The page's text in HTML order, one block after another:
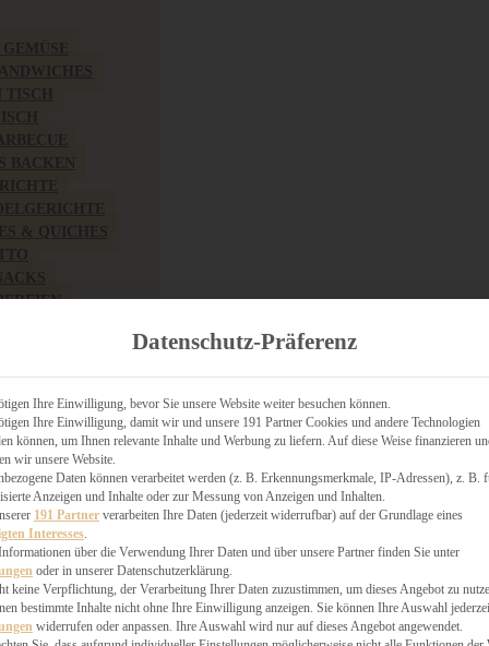
CHUTNEYS
Datenschutz-Präferenz
Ihre Einwilligung, bevor Sie unsere Website weiter besuchen können.
Ihre Einwilligung, damit wir und unsere 191 Partner Cookies und andere Technologien
können, um Ihnen relevante Inhalte und Werbung zu liefern. Auf diese Weise finanzieren
wir unsere Website.
Daten können verarbeitet werden (z. B. Erkennungsmerkmale, IP-Adressen), z. B.
Anzeigen und Inhalte oder zur Messung von Anzeigen und Inhalten.
191 Partner verarbeiten Ihre Daten (jederzeit widerrufbar) auf der Grundlage eines
Interesses
über die Verwendung Ihrer Daten und über unsere Partner finden Sie unter
oder in unserer Datenschutzerklärung.
keine Verpflichtung, der Verarbeitung Ihrer Daten zuzustimmen, um dieses Angebot zu
bestimmte Inhalte nicht ohne Ihre Einwilligung anzeigen. Sie können Ihre Auswahl
widerrufen oder anpassen. Ihre Auswahl wird nur auf dieses Angebot angewendet.